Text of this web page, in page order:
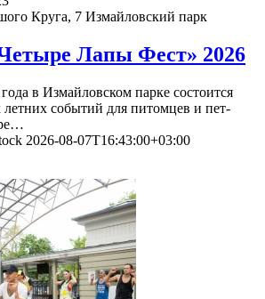
Круга, 7 Измайловский парк
Лапы Фест» 2026
в Измайловском парке состоится
событий для питомцев и пет-
2026-08-07T16:43:00+03:00